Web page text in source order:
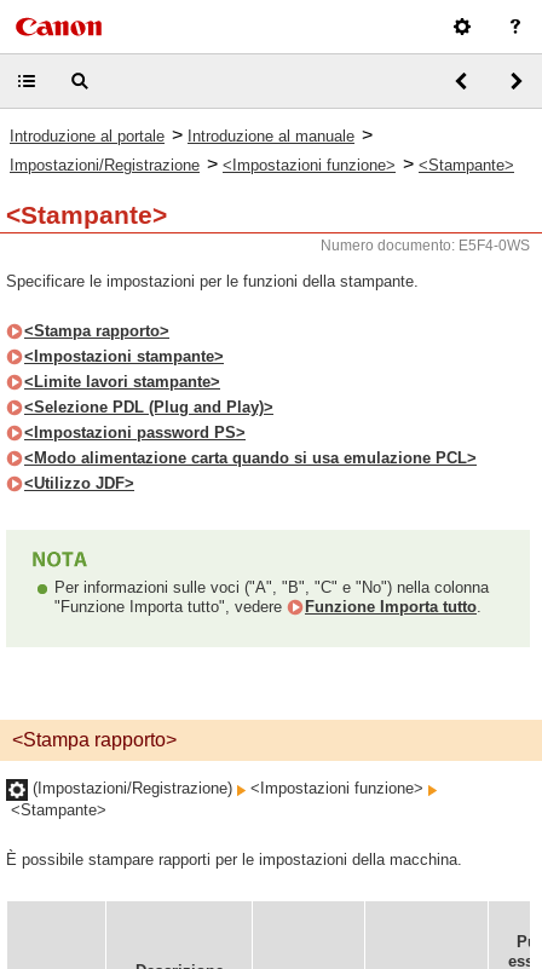
Introduzione al portale > Introduzione al manuale >
Impostazioni/Registrazione > <Impostazioni funzione> > <Stampante>
<Stampante>
Numero documento: E5F4-0WS
Specificare le impostazioni per le funzioni della stampante.
<Stampa rapporto>
<Impostazioni stampante>
<Limite lavori stampante>
<Selezione PDL (Plug and Play)>
<Impostazioni password PS>
<Modo alimentazione carta quando si usa emulazione PCL>
<Utilizzo JDF>
Per informazioni sulle voci ("A", "B", "C" e "No") nella colonna
"Funzione Importa tutto", vedere
Funzione Importa tutto.
<Stampa rapporto>
(Impostazioni/Registrazione)
<Impostazioni funzione>
<Stampante>
È possibile stampare rapporti per le impostazioni della macchina.